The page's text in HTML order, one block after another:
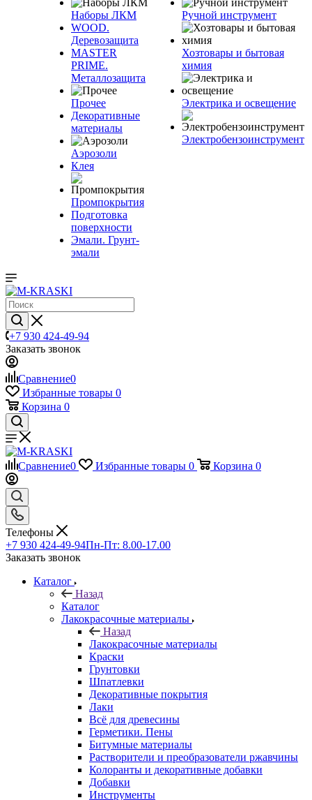
Наборы ЛКМ
WOOD.
Деревозащита
MASTER
PRIME.
Металлозащита
Прочее
Декоративные
материалы
Аэрозоли
Клея
Промпокрытия
Подготовка
поверхности
Эмали. Грунт-
эмали
Ручной инструмент
Хозтовары и бытовая
химия
Электрика и освещение
Электробензоинструмент
+7 930 424-49-94
Заказать звонок
Сравнение0
Избранные товары 0
Корзина 0
Сравнение0 Избранные товары 0 Корзина 0
Телефоны
+7 930 424-49-94Пн-Пт: 8.00-17.00
Заказать звонок
Каталог
Назад
Каталог
Лакокрасочные материалы
Назад
Лакокрасочные материалы
Краски
Грунтовки
Шпатлевки
Декоративные покрытия
Лаки
Всё для древесины
Герметики. Пены
Битумные материалы
Растворители и преобразователи ржавчины
Колоранты и декоративные добавки
Добавки
Инструменты